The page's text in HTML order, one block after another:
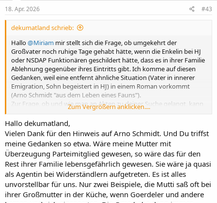
18. Apr. 2026 #43
dekumatland schrieb:
Hallo@Miriam mir stellt sich die Frage, ob umgekehrt der
Großvater noch ruhige Tage gehabt hätte, wenn die Enkelin bei HJ
oder NSDAP Funktionären geschildert hätte, dass es in ihrer Familie
Ablehnung gegenüber ihres Eintritts gibt. Ich komme auf diesen
Gedanken, weil eine entfernt ähnliche Situation (Vater in innerer
Emigration, Sohn begeistert in HJ) in einem Roman vorkommt
(Arno Schmidt "aus dem Leben eines Fauns").
Zur Frage, ob und wie man an Akten zu deiner Suche gelangt, kann
ich mangels Erfahrung leider nicht beitragen.
Zum Vergrößern anklicken....
Hallo dekumatland,
Vielen Dank für den Hinweis auf Arno Schmidt. Und Du triffst
meine Gedanken so etwa. Wäre meine Mutter mit
Überzeugung Parteimitglied gewesen, so wäre das für den
Rest ihrer Familie lebensgefährlich gewesen. Sie wäre ja quasi
als Agentin bei Widerständlern aufgetreten. Es ist alles
unvorstellbar für uns. Nur zwei Beispiele, die Mutti saß oft bei
ihrer Großmutter in der Küche, wenn Goerdeler und andere